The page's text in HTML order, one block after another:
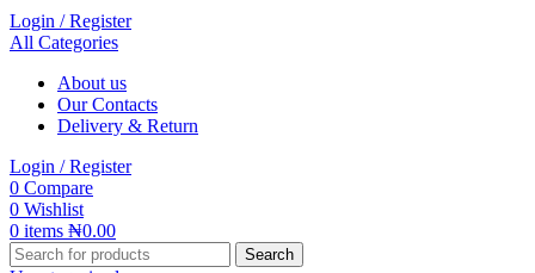
Login / Register
All Categories
About us
Our Contacts
Delivery & Return
Login / Register
0 Compare
0 Wishlist
0 items ₦0.00
Search